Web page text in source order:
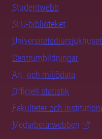
Studentwebb
SLU-biblioteket
Universitetsdjursjukhuset
Centrumbildningar
Art- och miljödata
Officiell statistik
Fakulteter och
Medarbetarwebben